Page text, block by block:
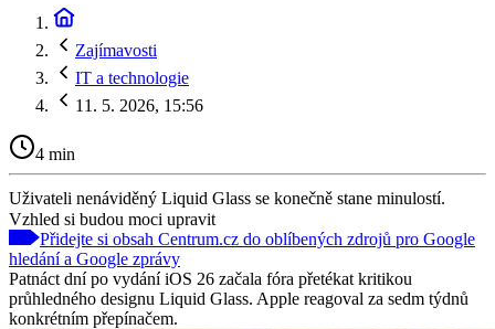
Zajímavosti
IT a technologie
11. 5. 2026, 15:56
4 min
Uživateli nenáviděný Liquid Glass se konečně stane minulostí.
Vzhled si budou moci upravit
Přidejte si obsah Centrum.cz do oblíbených zdrojů pro Google
hledání a Google zprávy
Patnáct dní po vydání iOS 26 začala fóra přetékat kritikou
průhledného designu Liquid Glass. Apple reagoval za sedm týdnů
konkrétním přepínačem.